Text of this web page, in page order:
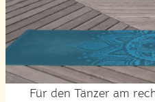
Für den Tänzer am